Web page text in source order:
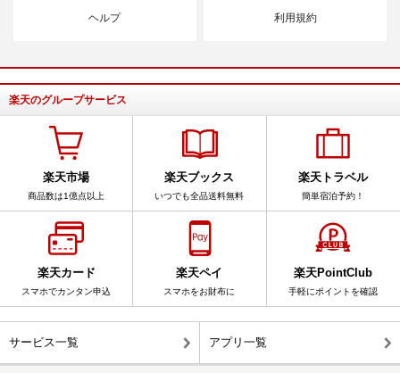
ヘルプ 利用規約
楽天のグループサービス
楽天市場
商品数は1億点以上
楽天ブックス
いつでも全品送料無料
楽天トラベル
簡単宿泊予約！
楽天カード
スマホでカンタン申込
楽天ペイ
スマホをお財布に
楽天PointClub
手軽にポイントを確認
サービス一覧 アプリ一覧